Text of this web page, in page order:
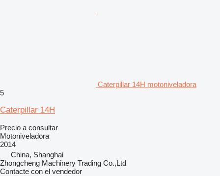
Caterpillar 14H motoniveladora
5
Caterpillar 14H
Precio a consultar
Motoniveladora
2014
China, Shanghai
Zhongcheng Machinery Trading Co.,Ltd
Contacte con el vendedor